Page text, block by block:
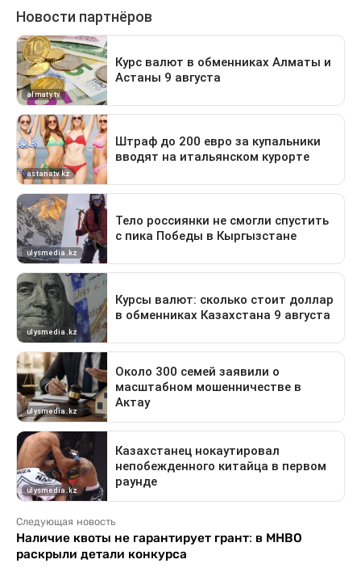
Следующая новость
Наличие квоты не гарантирует грант: в МНВО
раскрыли детали конкурса